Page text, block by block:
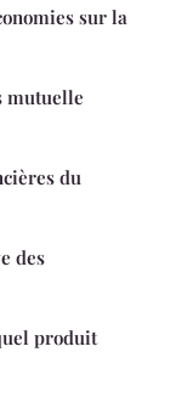
sur la
mutuelle
du
des
produit